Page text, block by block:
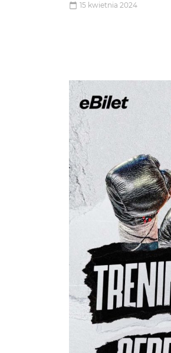
15 kwietnia 2024